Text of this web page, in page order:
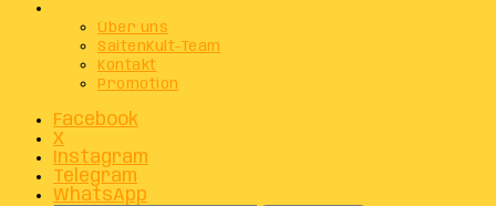
Über uns
SaitenKult-Team
Kontakt
Promotion
Facebook
X
Instagram
Telegram
WhatsApp